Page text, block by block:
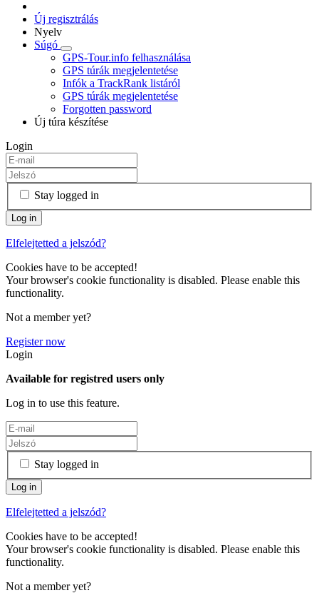
Új regisztrálás
Nyelv
Súgó
GPS-Tour.info felhasználása
GPS túrák megjelentetése
Infók a TrackRank listáról
GPS túrák megjelentetése
Forgotten password
Új túra készítése
Login
Stay logged in
Elfelejtetted a jelszód?
Cookies have to be accepted!
Your browser's cookie functionality is disabled. Please enable this
functionality.
Not a member yet?
Register now
Login
Available for registred users only
Log in to use this feature.
Stay logged in
Elfelejtetted a jelszód?
Cookies have to be accepted!
Your browser's cookie functionality is disabled. Please enable this
functionality.
Not a member yet?